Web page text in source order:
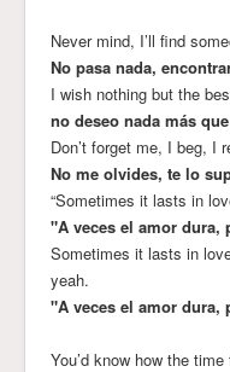
Never mind, I’ll find
No pasa nada,
I wish nothing but the
no deseo nada más
Don’t forget me, I beg, I
No me olvides, te lo
“Sometimes it lasts in
"A veces el amor dura,
Sometimes it lasts in
yeah.
"A veces el amor dura,
You’d know how the time